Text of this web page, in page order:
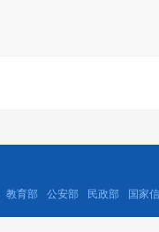
教育部 公安部 民政部 国家